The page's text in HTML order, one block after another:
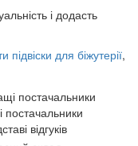
і додасть
підвіски для біжутерії,
постачальники
відгуків